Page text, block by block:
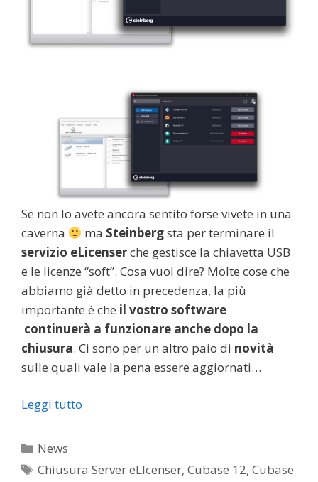
Se non lo avete ancora sentito forse vivete in una
caverna
ma Steinbergsta per terminare il
servizio eLicenserche gestisce la chiavetta USB
e le licenze “soft”. Cosa vuol dire? Molte cose che
abbiamo già detto in precedenza, la più
importante è che il vostro software
continuerà a funzionare anche dopo la
chiusura. Ci sono per un altro paio di novità
sulle quali vale la pena essere aggiornati…
Leggi tutto
Categorie
News
Tag
Chiusura Server eLIcenser,Cubase 12,Cubase